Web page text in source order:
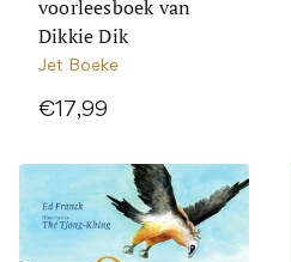
voorleesboek van
Dikkie Dik
Jet Boeke
€17,99